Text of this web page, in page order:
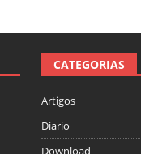
CATEGORIAS
Artigos
Diario
Download